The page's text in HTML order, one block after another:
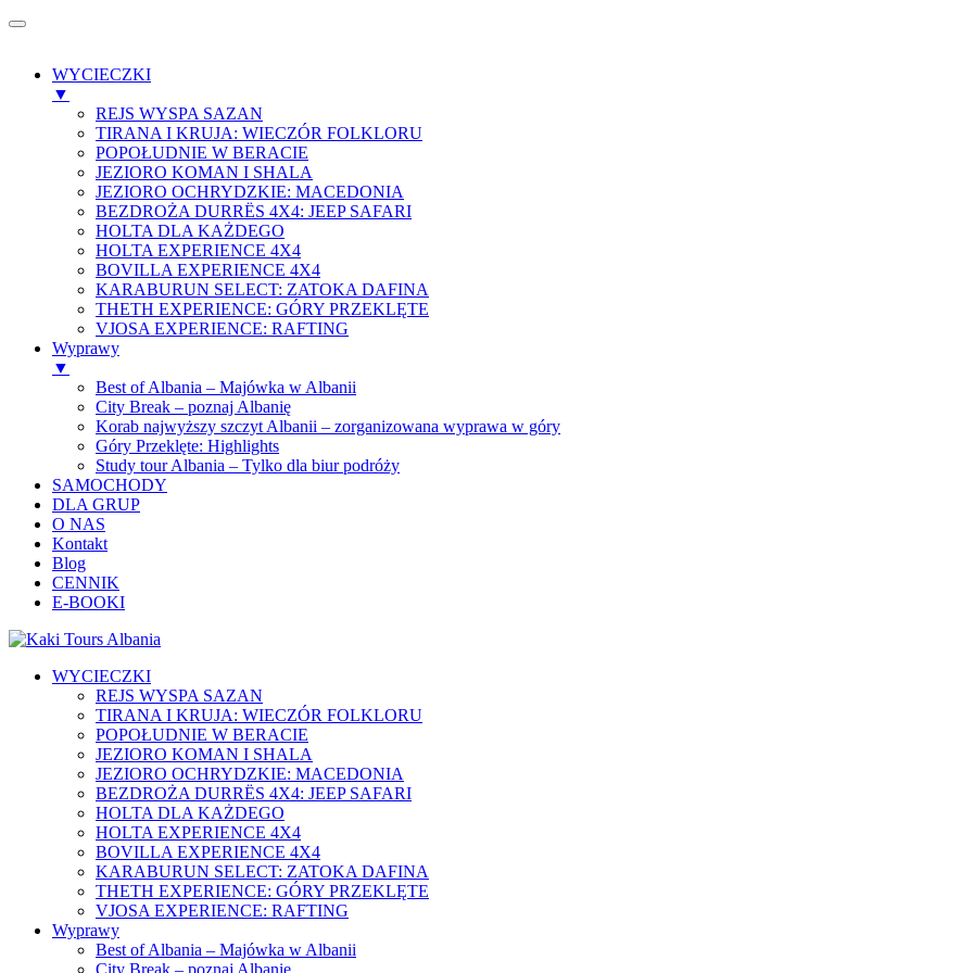
WYCIECZKI
▼
REJS WYSPA SAZAN
TIRANA I KRUJA: WIECZÓR FOLKLORU
POPOŁUDNIE W BERACIE
JEZIORO KOMAN I SHALA
JEZIORO OCHRYDZKIE: MACEDONIA
BEZDROŻA DURRЁS 4X4: JEEP SAFARI
HOLTA DLA KAŻDEGO
HOLTA EXPERIENCE 4X4
BOVILLA EXPERIENCE 4X4
KARABURUN SELECT: ZATOKA DAFINA
THETH EXPERIENCE: GÓRY PRZEKLĘTE
VJOSA EXPERIENCE: RAFTING
Wyprawy
▼
Best of Albania – Majówka w Albanii
City Break – poznaj Albanię
Korab najwyższy szczyt Albanii – zorganizowana wyprawa w góry
Góry Przeklęte: Highlights
Study tour Albania – Tylko dla biur podróży
SAMOCHODY
DLA GRUP
O NAS
Kontakt
Blog
CENNIK
E-BOOKI
WYCIECZKI
REJS WYSPA SAZAN
TIRANA I KRUJA: WIECZÓR FOLKLORU
POPOŁUDNIE W BERACIE
JEZIORO KOMAN I SHALA
JEZIORO OCHRYDZKIE: MACEDONIA
BEZDROŻA DURRЁS 4X4: JEEP SAFARI
HOLTA DLA KAŻDEGO
HOLTA EXPERIENCE 4X4
BOVILLA EXPERIENCE 4X4
KARABURUN SELECT: ZATOKA DAFINA
THETH EXPERIENCE: GÓRY PRZEKLĘTE
VJOSA EXPERIENCE: RAFTING
Wyprawy
Best of Albania – Majówka w Albanii
City Break – poznaj Albanię